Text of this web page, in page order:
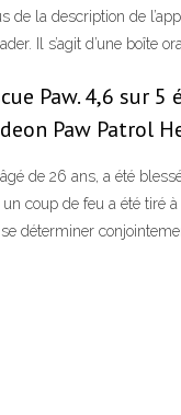
de la description de
Il s’agit d’une boîte
Paw. 4,6 sur
Paw Patrol
de 26 ans, a été
coup de feu a été
déterminer